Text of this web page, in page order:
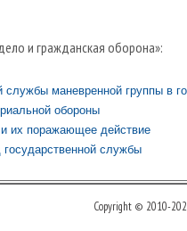
и гражданская оборона»:
службы маневренной группы в
обороны
их поражающее действие
службы
Copyright © 2010-